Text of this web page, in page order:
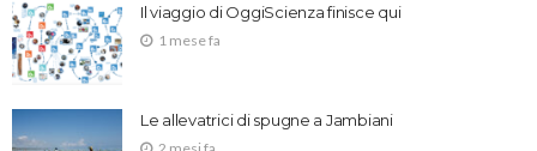
Il viaggio di OggiScienza finisce qui
1 mese fa
Le allevatrici di spugne a Jambiani